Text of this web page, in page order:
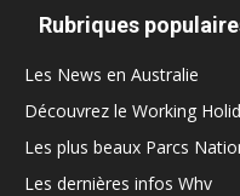
Rubriques
Les News en Australie
Découvrez le Working
Les plus beaux Parcs
Les dernières infos Whv